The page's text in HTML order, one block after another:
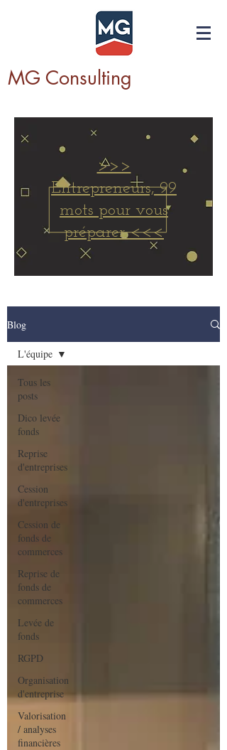
MG Consulting
>>>
Entrepreneurs, 99
mots pour vous
préparer <<<
Blog
Tous les
posts
Dico levée
fonds
Reprise
d'entreprises
Cession
d'entreprises
Cession de
fonds de
commerces
Reprise de
fonds de
commerces
Levée de
fonds
RGPD
Organisation
d'entreprise
Valorisation
/ analyses
financières
L'équipe